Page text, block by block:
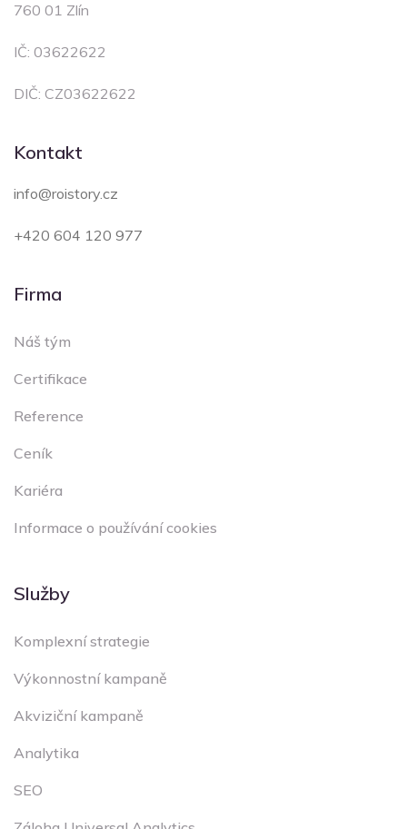
760 01 Zlín
IČ: 03622622
DIČ: CZ03622622
Kontakt
info@roistory.cz
+420 604 120 977
Firma
Náš tým
Certifikace
Reference
Ceník
Kariéra
Informace o používání cookies
Služby
Komplexní strategie
Výkonnostní kampaně
Akviziční kampaně
Analytika
SEO